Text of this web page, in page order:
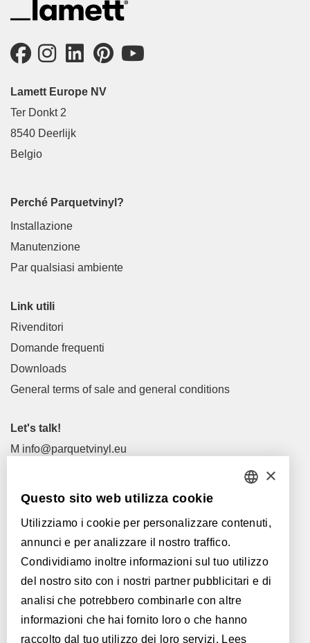
Lamett Europe NV
Ter Donkt 2
8540 Deerlijk
Belgio
Perché Parquetvinyl?
Installazione
Manutenzione
Par qualsiasi ambiente
Link utili
Rivenditori
Domande frequenti
Downloads
General terms of sale and general conditions
Let's talk!
M info@parquetvinyl.eu
Let's meet!
I nostri rivenditori
Con il supporto di:
FRENCH
ENGLISH
GERMAN
×
Questo sito web utilizza cookie
Utilizziamo i cookie per personalizzare contenuti,
annunci e per analizzare il nostro traffico.
Condividiamo inoltre informazioni sul tuo utilizzo
del nostro sito con i nostri partner pubblicitari e di
analisi che potrebbero combinarle con altre
informazioni che hai fornito loro o che hanno
raccolto dal tuo utilizzo dei loro servizi. Lees